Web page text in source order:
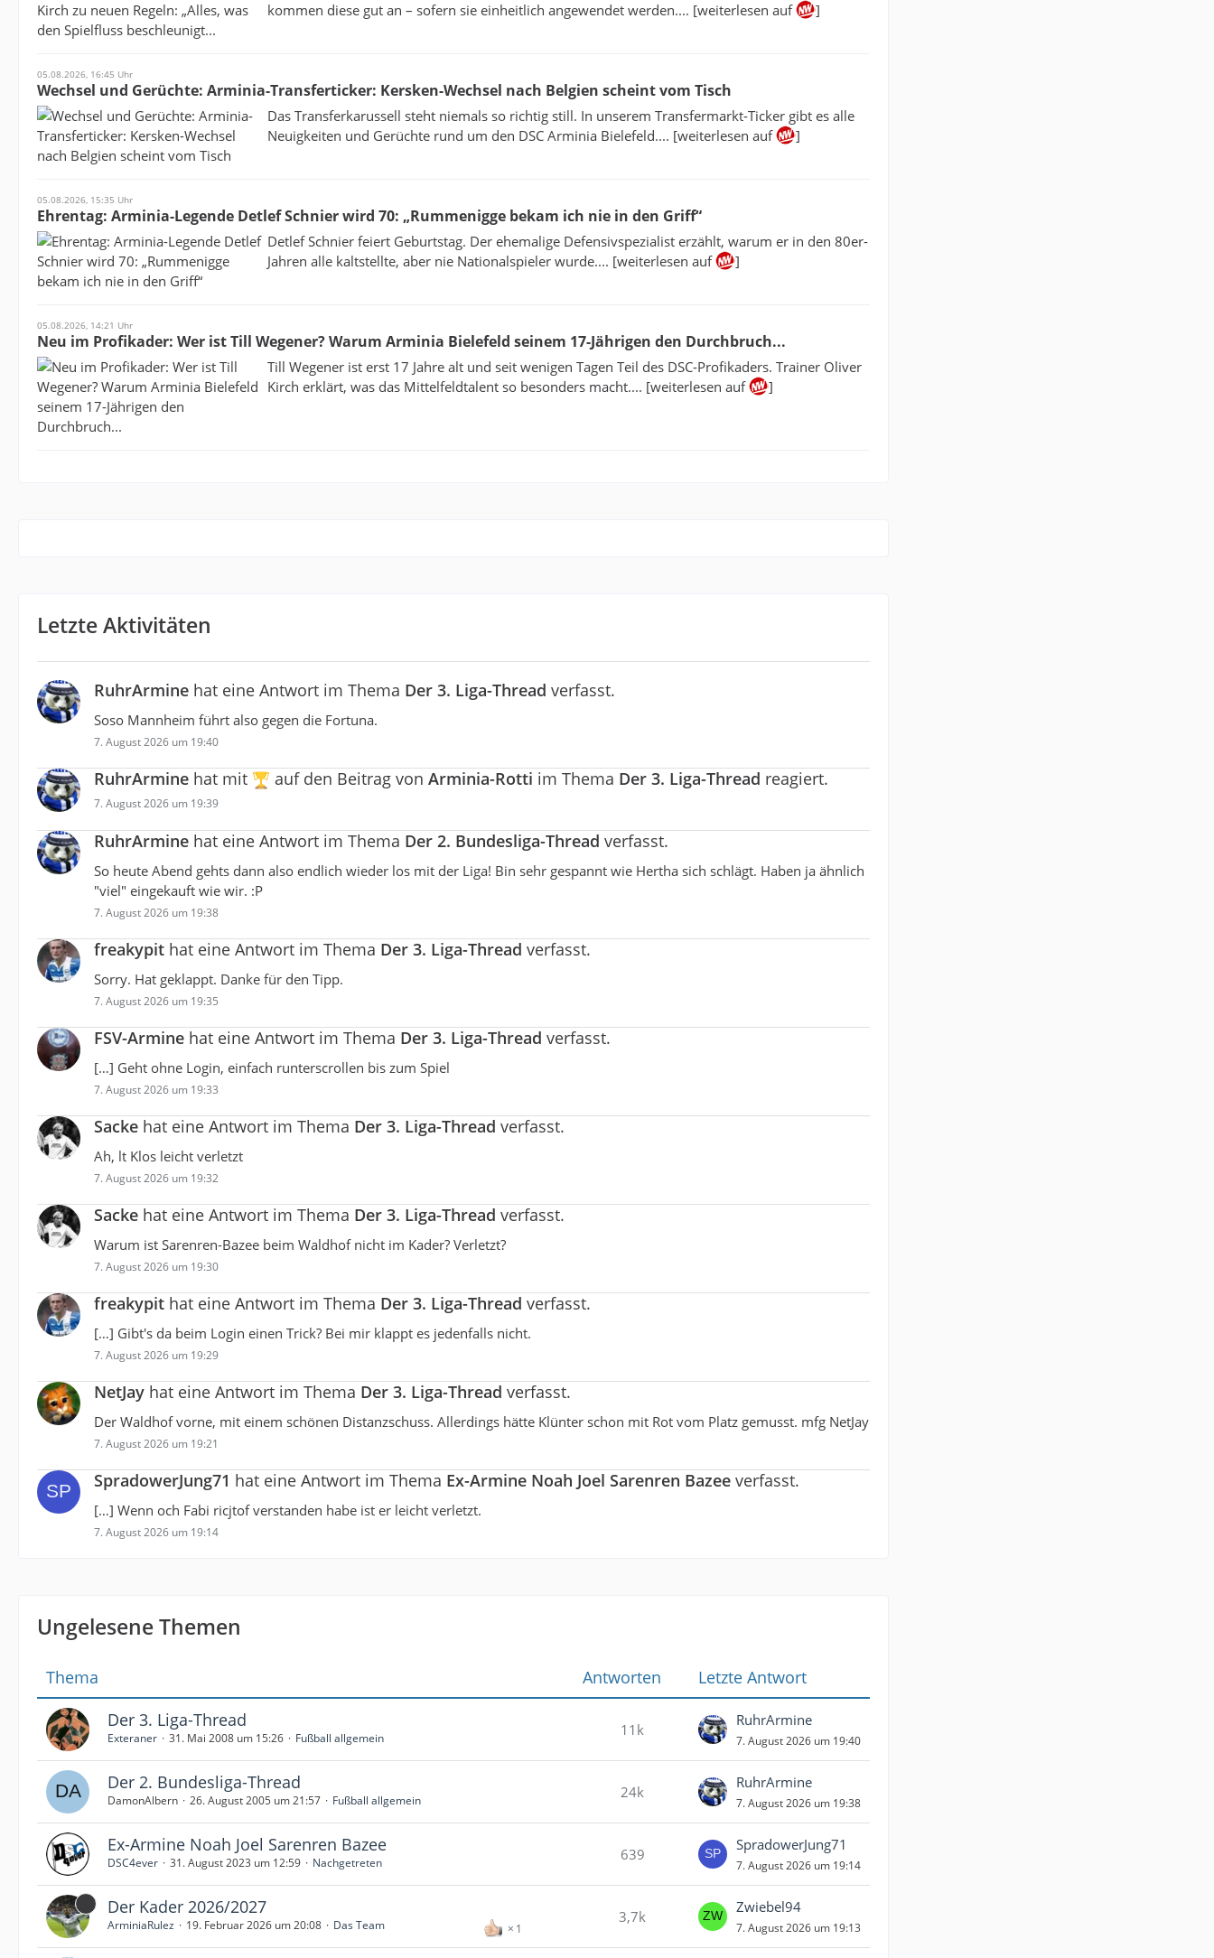
kommen diese gut an – sofern sie einheitlich angewendet werden.... [weiterlesen auf
]
05.08.2026, 16:45 Uhr
Wechsel und Gerüchte: Arminia-Transferticker: Kersken-Wechsel nach Belgien scheint vom Tisch
Das Transferkarussell steht niemals so richtig still. In unserem Transfermarkt-Ticker gibt es alle
Neuigkeiten und Gerüchte rund um den DSC Arminia Bielefeld.... [weiterlesen auf
]
05.08.2026, 15:35 Uhr
Ehrentag: Arminia-Legende Detlef Schnier wird 70: „Rummenigge bekam ich nie in den Griff“
Detlef Schnier feiert Geburtstag. Der ehemalige Defensivspezialist erzählt, warum er in den 80er-
Jahren alle kaltstellte, aber nie Nationalspieler wurde.... [weiterlesen auf
]
05.08.2026, 14:21 Uhr
Neu im Profikader: Wer ist Till Wegener? Warum Arminia Bielefeld seinem 17-Jährigen den Durchbruch...
Till Wegener ist erst 17 Jahre alt und seit wenigen Tagen Teil des DSC-Profikaders. Trainer Oliver
Kirch erklärt, was das Mittelfeldtalent so besonders macht.... [weiterlesen auf
]
Letzte Aktivitäten
RuhrArmine hat eine Antwort im Thema Der 3. Liga-Thread verfasst.
Soso Mannheim führt also gegen die Fortuna.
7. August 2026 um 19:40
RuhrArmine hat mit auf den Beitrag von Arminia-Rotti im Thema Der 3. Liga-Thread reagiert.
7. August 2026 um 19:39
RuhrArmine hat eine Antwort im Thema Der 2. Bundesliga-Thread verfasst.
So heute Abend gehts dann also endlich wieder los mit der Liga! Bin sehr gespannt wie Hertha sich schlägt. Haben ja ähnlich
"viel" eingekauft wie wir. :P
7. August 2026 um 19:38
freakypit hat eine Antwort im Thema Der 3. Liga-Thread verfasst.
Sorry. Hat geklappt. Danke für den Tipp.
7. August 2026 um 19:35
FSV-Armine hat eine Antwort im Thema Der 3. Liga-Thread verfasst.
[…] Geht ohne Login, einfach runterscrollen bis zum Spiel
7. August 2026 um 19:33
Sacke hat eine Antwort im Thema Der 3. Liga-Thread verfasst.
Ah, lt Klos leicht verletzt
7. August 2026 um 19:32
Sacke hat eine Antwort im Thema Der 3. Liga-Thread verfasst.
Warum ist Sarenren-Bazee beim Waldhof nicht im Kader? Verletzt?
7. August 2026 um 19:30
freakypit hat eine Antwort im Thema Der 3. Liga-Thread verfasst.
[…] Gibt's da beim Login einen Trick? Bei mir klappt es jedenfalls nicht.
7. August 2026 um 19:29
NetJay hat eine Antwort im Thema Der 3. Liga-Thread verfasst.
Der Waldhof vorne, mit einem schönen Distanzschuss. Allerdings hätte Klünter schon mit Rot vom Platz gemusst. mfg NetJay
7. August 2026 um 19:21
SpradowerJung71 hat eine Antwort im Thema Ex-Armine Noah Joel Sarenren Bazee verfasst.
[…] Wenn och Fabi ricjtof verstanden habe ist er leicht verletzt.
7. August 2026 um 19:14
Ungelesene Themen
Thema Antworten
Letzte Antwort
Der 3. Liga-Thread
Exteraner 31. Mai 2008 um 15:26 Fußball allgemein 11k
RuhrArmine
7. August 2026 um 19:40
Der 2. Bundesliga-Thread
DamonAlbern 26. August 2005 um 21:57 Fußball allgemein 24k
RuhrArmine
7. August 2026 um 19:38
Ex-Armine Noah Joel Sarenren Bazee
DSC4ever 31. August 2023 um 12:59 Nachgetreten 639
SpradowerJung71
7. August 2026 um 19:14
Der Kader 2026/2027
1
ArminiaRulez 19. Februar 2026 um 20:08 Das Team 3,7k
Zwiebel94
7. August 2026 um 19:13